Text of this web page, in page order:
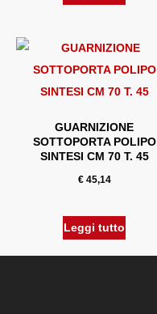
GUARNIZIONE
SOTTOPORTA POLIPO
SINTESI CM 70 T. 45
€45,14
Leggi tutto